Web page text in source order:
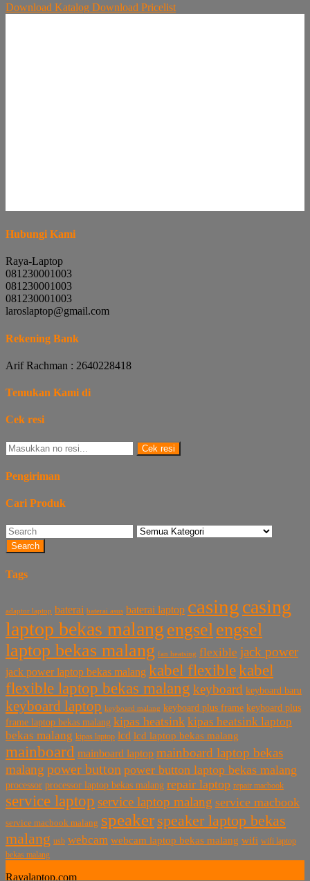
Download Katalog Download Pricelist
Hubungi Kami
Raya-Laptop
081230001003
081230001003
081230001003
laroslaptop@gmail.com
Rekening Bank
Arif Rachman : 2640228418
Temukan Kami di
Cek resi
Cek resi
Pengiriman
Cari Produk
Search
Tags
adaptor laptop baterai baterai asus baterai laptop casing casing
laptop bekas malang engselengsel
laptop bekas malang fan heatsing flexible jack power
jack power laptop bekas malang kabel flexiblekabel
flexible laptop bekas malang keyboard keyboard baru
keyboard laptop keyboard malang keyboard plus frame keyboard plus
frame laptop bekas malang kipas heatsink kipas heatsink laptop
bekas malang kipas laptop lcd lcd laptop bekas malang
mainboard mainboard laptop mainboard laptop bekas
malang power button power button laptop bekas malang
processor processor laptop bekas malang repair laptop repair macbook
service laptop service laptop malang service macbook
service macbook malang speaker speaker laptop bekas
malang usb webcam webcam laptop bekas malang wifi wifi laptop
bekas malang
Rayalaptop.com